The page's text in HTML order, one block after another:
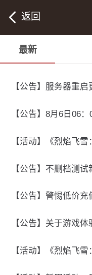
返回
最新
【公告】8月6日06
【公告】警惕低价充
【公告】关于游戏